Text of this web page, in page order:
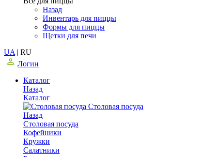
Назад
Инвентарь для пиццы
Формы для пиццы
Щетки для печи
UA | RU
Логин
Каталог
Назад
Каталог
Столовая посуда
Назад
Столовая посуда
Кофейники
Кружки
Салатники